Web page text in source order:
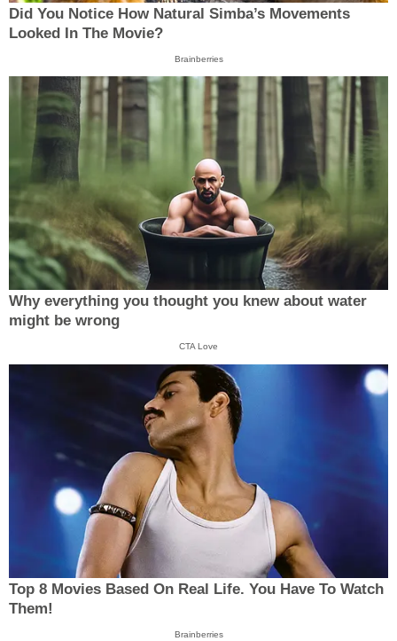
Did You Notice How Natural Simba’s Movements
Looked In The Movie?
Brainberries
Why everything you thought you knew about water
might be wrong
CTA Love
Top 8 Movies Based On Real Life. You Have To Watch
Them!
Brainberries